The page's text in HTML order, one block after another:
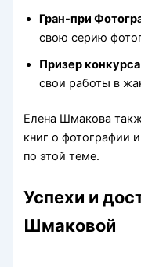
Гран-при
свою серию
Призер
свои работы в
Елена Шмакова
книг о фотографии
по этой теме.
Успехи и
Шмаковой